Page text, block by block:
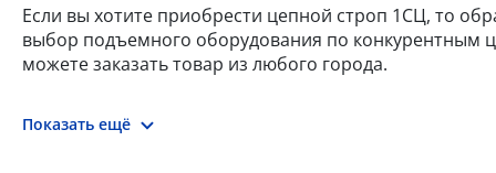
Если вы хотите приобрести цепной строп 1СЦ, то
выбор подъемного оборудования по конкурентным
можете заказать товар из любого города.
Показать ещё